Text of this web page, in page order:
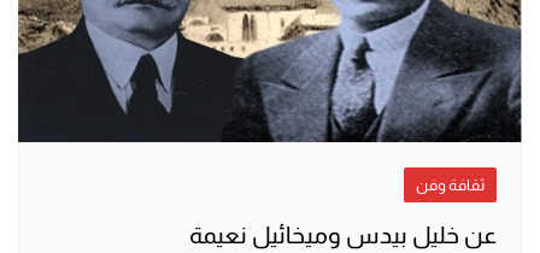
ثقافة وفن
عن خليل بيدس وميخائيل نعيمة